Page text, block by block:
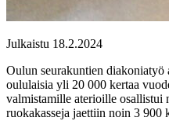
Julkaistu 18.2.2024
Oulun seurakuntien diakoniatyö
oululaisia yli 20 000 kertaa
valmistamille aterioille osallistui
ruokakasseja jaettiin noin 3 900